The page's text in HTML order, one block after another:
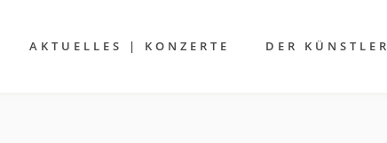
AKTUELLES | KONZERTE DER KÜNSTLER